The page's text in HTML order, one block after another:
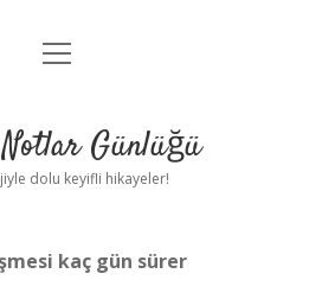
Anasayfa
Yasal Uyarı
menüyü
Günlüğü
dolu keyifli hikayeler!
kaç gün sürer